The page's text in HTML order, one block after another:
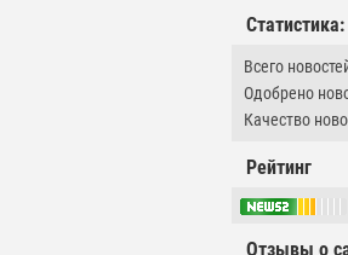
Статистика:
Всего
Одобрено
Качество
Рейтинг
Отзывы о